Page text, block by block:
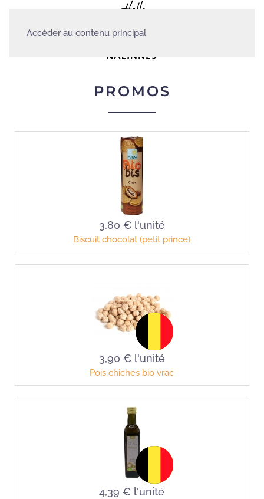
Accéder au contenu principal
PROMOS
3,80 € l'unité
Biscuit chocolat (petit prince)
3,90 € l'unité
Pois chiches bio vrac
4,39 € l'unité